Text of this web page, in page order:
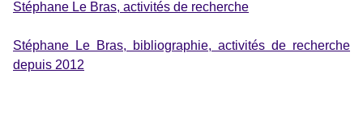
Stéphane Le Bras, activités de recherche
Stéphane Le Bras, bibliographie, activités de recherche
depuis 2012